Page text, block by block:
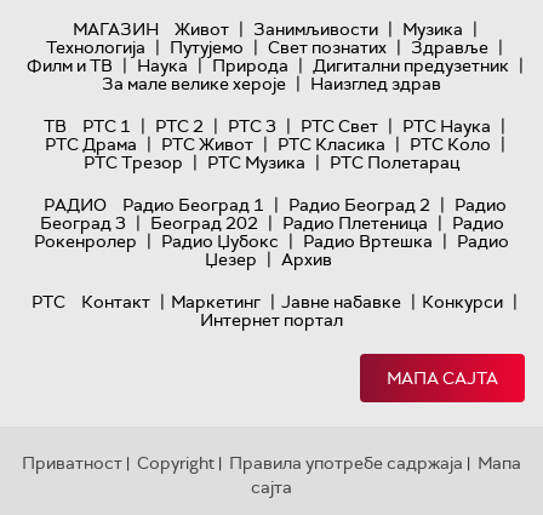
МАГАЗИН
Живот | Занимљивости | Музика |
Технологијa | Путујемо | Свет познатих | Здравље |
Филм и ТВ | Наука | Природа | Дигитални предузетник |
За мале велике хероје | Наизглед здрав
ТВ
РТС 1 | РТС 2 | РТС 3 | РТС Свет | РТС Наука |
РТС Драма | РТС Живот | РТС Класика | РТС Коло |
РТС Трезор | РТС Музика | РТС Полетарац
РАДИО
Радио Београд 1 | Радио Београд 2 | Радио
Београд 3 | Београд 202 | Радио Плетеница | Радио
Рокенролер | Радио Џубокс | Радио Вртешка | Радио
Џезер | Архив
РТС
Контакт | Маркетинг | Јавне набавке | Конкурси |
Интернет портал
МАПА САЈТА
Приватност | Copyright | Правила употребе садржаја | Мапа
сајта